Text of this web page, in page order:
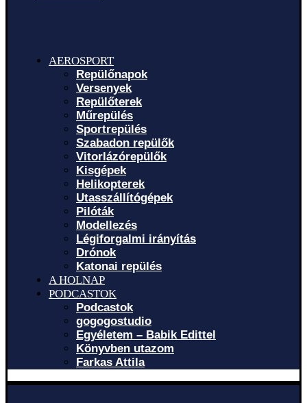
AEROSPORT
Repülőnapok
Versenyek
Repülőterek
Műrepülés
Sportrepülés
Szabadon repülők
Vitorlázórepülők
Kisgépek
Helikopterek
Utasszállítógépek
Pilóták
Modellezés
Légiforgalmi irányítás
Drónok
Katonai repülés
A HOLNAP
PODCASTOK
Podcastok
gogogostudio
Egyéletem – Babik Edittel
Könyvben utazom
Farkas Attila